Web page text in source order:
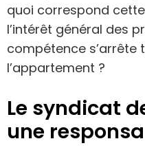
quoi correspond
l’intérêt général des
compétence s’arrête
l’appartement ?
Le syndicat
une